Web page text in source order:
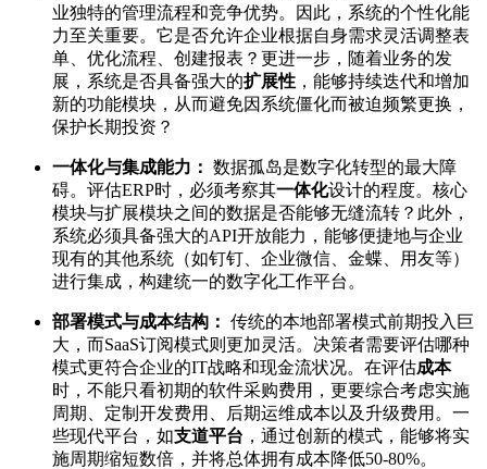
业独特的管理流程和竞争优势。因此，系统的个性化能
力至关重要。它是否允许企业根据自身需求灵活调整表
单、优化流程、创建报表？更进一步，随着业务的发
展，系统是否具备强大的扩展性 ，能够持续迭代和增加
新的功能模块，从而避免因系统僵化而被迫频繁更换，
保护长期投资？
一体化与集成能力： 数据孤岛是数字化转型的最大障
碍。评估ERP时，必须考察其一体化设计的程度。核心
模块与扩展模块之间的数据是否能够无缝流转？此外，
系统必须具备强大的API开放能力，能够便捷地与企业
现有的其他系统（如钉钉、企业微信、金蝶、用友等）
进行集成，构建统一的数字化工作平台。
部署模式与成本结构： 传统的本地部署模式前期投入巨
大，而SaaS订阅模式则更加灵活。决策者需要评估哪种
模式更符合企业的IT战略和现金流状况。在评估成本
时，不能只看初期的软件采购费用，更要综合考虑实施
周期、定制开发费用、后期运维成本以及升级费用。一
些现代平台，如支道平台 ，通过创新的模式，能够将实
施周期缩短数倍，并将总体拥有成本降低50-80%。